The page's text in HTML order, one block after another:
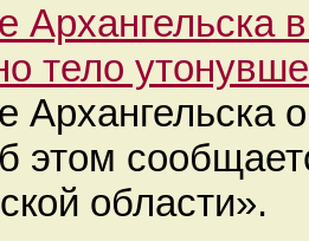
Архангельска
тело
Архангельска
этом
области».